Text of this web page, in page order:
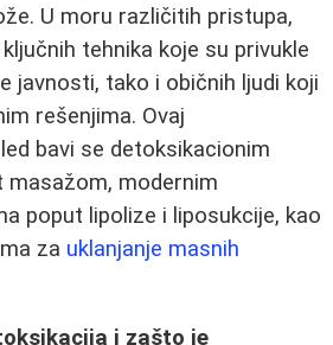
U moru različitih pristupa,
tehnika koje su privukle
javnosti, tako i običnih ljudi koji
rešenjima. Ovaj
bavi se detoksikacionim
masažom, modernim
poput lipolize i liposukcije, kao
za uklanjanje masnih
i zašto je